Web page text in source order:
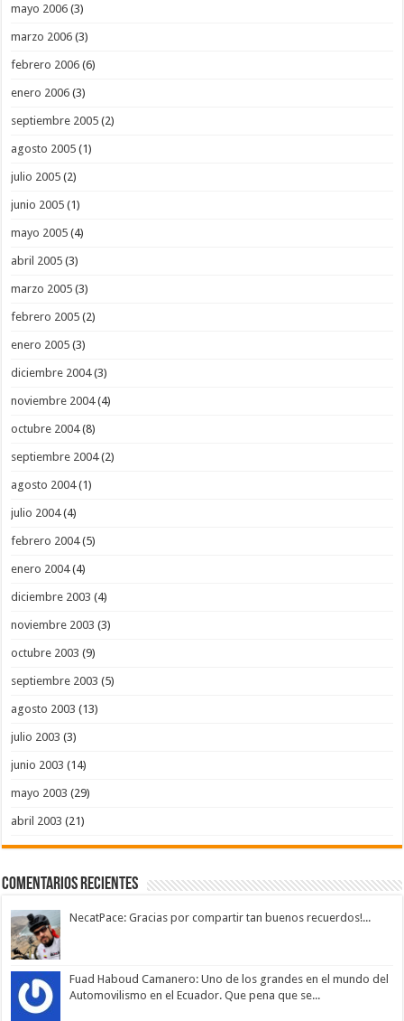
mayo 2006 (3)
marzo 2006 (3)
febrero 2006 (6)
enero 2006 (3)
septiembre 2005 (2)
agosto 2005 (1)
julio 2005 (2)
junio 2005 (1)
mayo 2005 (4)
abril 2005 (3)
marzo 2005 (3)
febrero 2005 (2)
enero 2005 (3)
diciembre 2004(3)
noviembre 2004(4)
octubre 2004(8)
septiembre 2004(2)
agosto 2004(1)
julio 2004(4)
febrero 2004(5)
enero 2004(4)
diciembre 2003 (4)
noviembre 2003 (3)
octubre 2003 (9)
septiembre 2003 (5)
agosto 2003 (13)
julio 2003 (3)
junio 2003 (14)
mayo 2003 (29)
abril 2003 (21)
Comentarios Recientes
NecatPace: Gracias por compartir tan buenos recuerdos!...
Fuad Haboud Camanero: Uno de los grandes en el mundo del
Automovilismo en el Ecuador. Que pena que se...